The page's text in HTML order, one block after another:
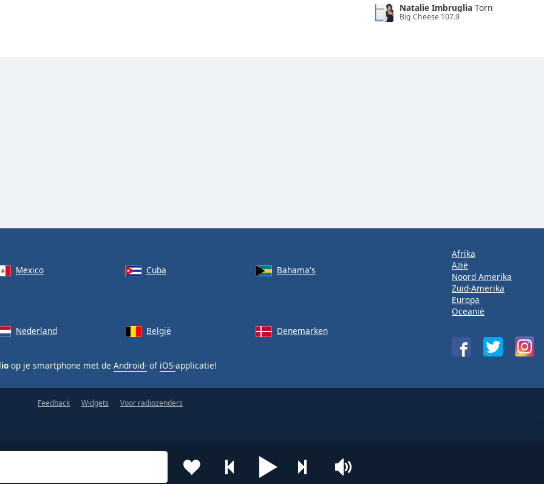
Natalie Imbruglia Torn
Big Cheese 107.9
Mexico Cuba
Bahama's
Nederland België Denemarken
op je smartphone met de Android- of iOS-applicatie!
Afrika
Azië
Noord Amerika
Zuid-Amerika
Europa
Oceanië
Feedback Widgets Voor radiozenders